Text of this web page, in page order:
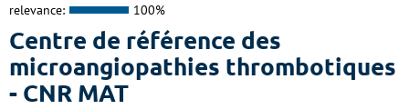
relevance: 100%
Centre de référence des
microangiopathies thrombotiques
- CNR MAT